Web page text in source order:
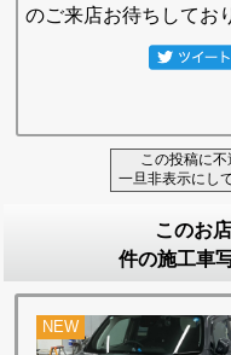
のご来店お待ちしてお
この投稿に不
一旦非表示にし
このお
件の施工車
NEW